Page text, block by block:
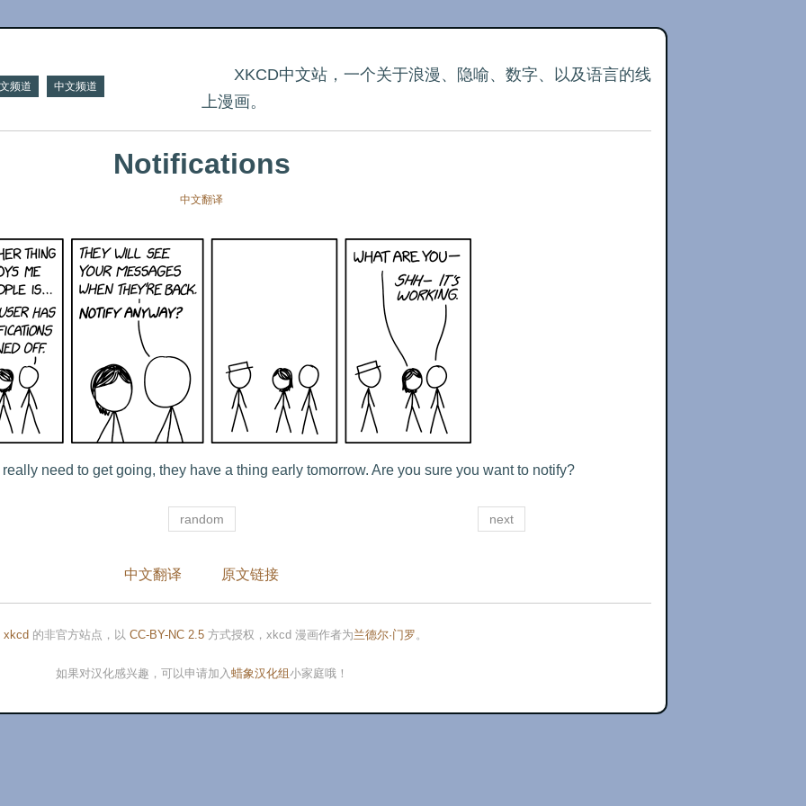
频道 中文频道
XKCD中文站，一个关于浪漫、隐喻、数字、以及语言的线
上漫画。
Notifications
中文翻译
need to get going, they have a thing early tomorrow. Are you sure you want to notify?
next
random
中文翻译 原文链接
xkcd 的非官方站点，以 CC-BY-NC 2.5方式授权，xkcd 漫画作者为兰德尔·门罗 。
如果对汉化感兴趣，可以申请加入 蜡象汉化组小家庭哦！